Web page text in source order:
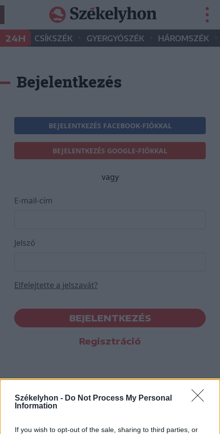
Székelyhon - Do Not Process My Personal
Information
If you wish to opt-out of the sale, sharing to third parties, or
24H CSÍKSZÉK • GYERGYÓSZÉK • HÁROMSZÉK •
Bejelentkezés
BEJELENTKEZÉS FACEBOOK-FIÓKKAL
BEJELENTKEZÉS GOOGLE-FIÓKKAL
vagy
E-mail-cím
Jelszó
Elfelejtette a jelszavát?
BEJELENTKEZÉS
Regisztráció